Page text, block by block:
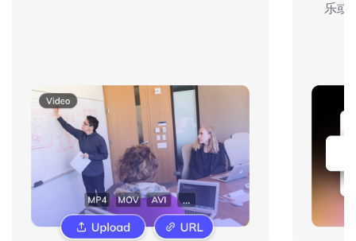
乐或